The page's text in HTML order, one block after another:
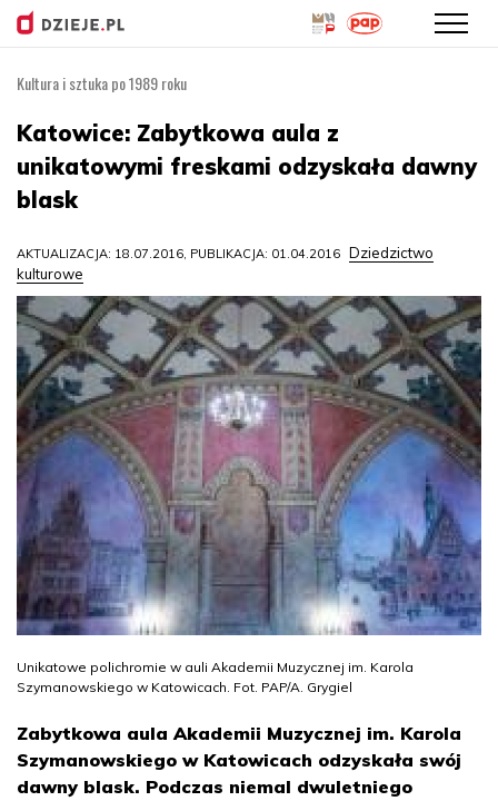
treści
Kultura i sztuka po 1989 roku
Katowice: Zabytkowa aula z
unikatowymi freskami odzyskała dawny
blask
AKTUALIZACJA: 18.07.2016, PUBLIKACJA: 01.04.2016 Dziedzictwo
kulturowe
Unikatowe polichromie w auli Akademii Muzycznej im. Karola
Szymanowskiego w Katowicach. Fot. PAP/A. Grygiel
Zabytkowa aula Akademii Muzycznej im. Karola
Szymanowskiego w Katowicach odzyskała swój
dawny blask. Podczas niemal dwuletniego